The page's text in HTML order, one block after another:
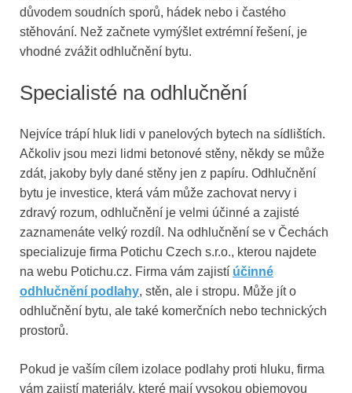
důvodem soudních sporů, hádek nebo i častého
stěhování. Než začnete vymýšlet extrémní řešení, je
vhodné zvážit odhlučnění bytu.
Specialisté na odhlučnění
Nejvíce trápí hluk lidi v panelových bytech na sídlištích.
Ačkoliv jsou mezi lidmi betonové stěny, někdy se může
zdát, jakoby byly dané stěny jen z papíru. Odhlučnění
bytu je investice, která vám může zachovat nervy i
zdravý rozum, odhlučnění je velmi účinné a zajisté
zaznamenáte velký rozdíl. Na odhlučnění se v Čechách
specializuje firma Potichu Czech s.r.o., kterou najdete
na webu Potichu.cz. Firma vám zajistí účinné
odhlučnění podlahy, stěn, ale i stropu. Může jít o
odhlučnění bytu, ale také komerčních nebo technických
prostorů.
Pokud je vaším cílem izolace podlahy proti hluku, firma
vám zajistí materiály, které mají vysokou objemovou